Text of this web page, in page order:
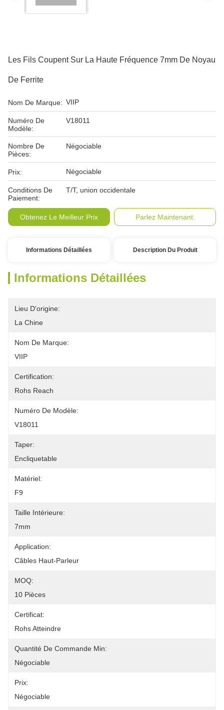
Les Fils Coupent Sur La Haute Fréquence 7mm De Noyau
De Ferrite
Nom De Marque: VIIP
Numéro De
Modèle:
V18011
Nombre De
Pièces:
Négociable
Prix: Négociable
Conditions De
Paiement:
T/T, union occidentale
Obtenez Le Meilleur Prix Parlez Maintenant.
Informations Détaillées Description Du Produit
Informations Détaillées
Lieu D'origine:
La Chine
Nom De Marque:
VIIP
Certification:
Rohs Reach
Numéro De Modèle:
V18011
Taper:
Encliquetable
Matériel:
F9
Taille Intérieure:
7mm
Application:
Câbles Haut-Parleur
MOQ:
10 Pièces
Certificat:
Rohs Atteindre
Quantité De Commande Min:
Négociable
Prix:
Négociable